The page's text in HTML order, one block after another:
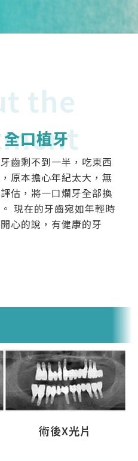
the
口植牙
齒剩不到一半，吃東西
原本擔心年紀太大，無
估，將一口爛牙全部換
現在的牙齒宛如年輕時
心的說，有健康的牙
術後X光片